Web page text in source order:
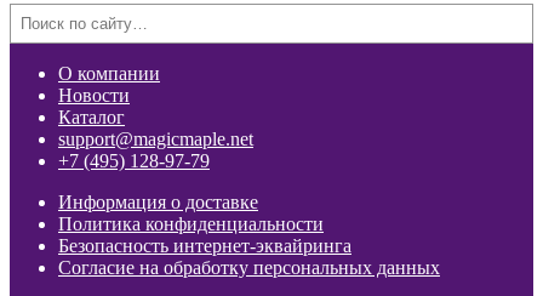
Search
О компании
Новости
Каталог
support@magicmaple.net
+7 (495) 128-97-79
Информация о доставке
Политика конфиденциальности
Безопасность интернет-эквайринга
Согласие на обработку персональных данных